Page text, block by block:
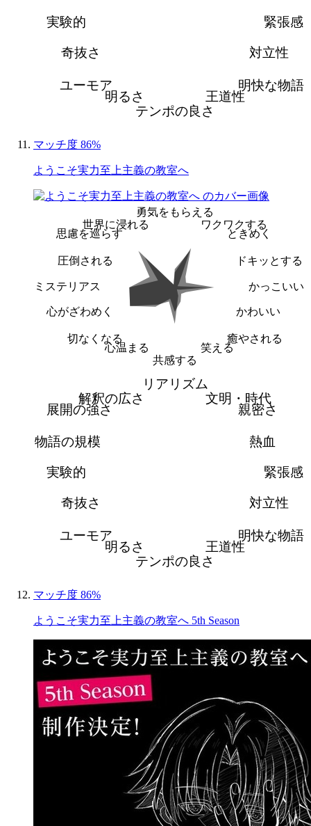
緊張感
対立性
明快な物語
王道性
テンポの良さ
明るさ
ユーモア
奇抜さ
実験的
マッチ度 86%
ようこそ実力至上主義の教室へ
勇気をもらえる
ワクワクする
ときめく
ドキッとする
かっこいい
かわいい
癒やされる
笑える
共感する
心温まる
切なくなる
心がざわめく
ミステリアス
圧倒される
思慮を巡らす
世界に浸れる
リアリズム
文明・時代
親密さ
熱血
緊張感
対立性
明快な物語
王道性
テンポの良さ
明るさ
ユーモア
奇抜さ
実験的
物語の規模
展開の強さ
解釈の広さ
マッチ度 86%
ようこそ実力至上主義の教室へ 5th Season